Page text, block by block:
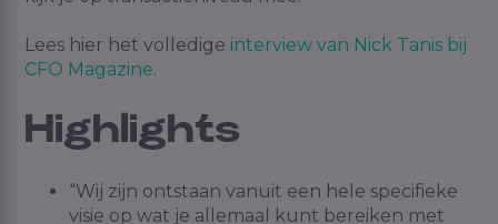
Lees hier het volledige interview van Nick Tanis bij
CFO Magazine.
Highlights
“Wij zijn ontstaan vanuit een hele specifieke
visie op wat je allemaal kunt bereiken met